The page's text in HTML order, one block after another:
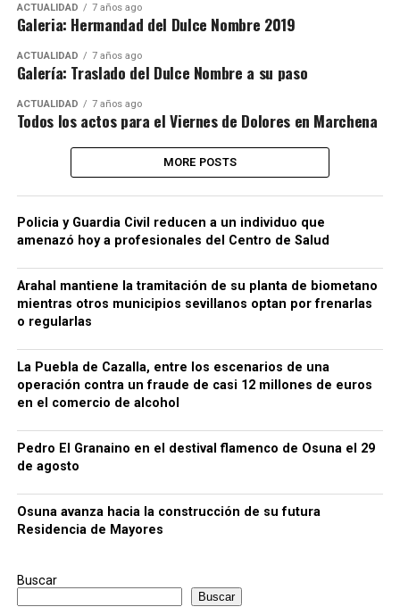
ACTUALIDAD 7 años ago
Galeria: Hermandad del Dulce Nombre 2019
ACTUALIDAD 7 años ago
Galería: Traslado del Dulce Nombre a su paso
ACTUALIDAD 7 años ago
Todos los actos para el Viernes de Dolores en Marchena
MORE POSTS
Policia y Guardia Civil reducen a un individuo que
amenazó hoy a profesionales del Centro de Salud
Arahal mantiene la tramitación de su planta de biometano
mientras otros municipios sevillanos optan por frenarlas
o regularlas
La Puebla de Cazalla, entre los escenarios de una
operación contra un fraude de casi 12 millones de euros
en el comercio de alcohol
Pedro El Granaino en el destival flamenco de Osuna el 29
de agosto
Osuna avanza hacia la construcción de su futura
Residencia de Mayores
Buscar
Buscar